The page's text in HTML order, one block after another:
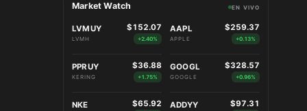
Market Watch EN VIVO
LVMUY
LVMH
$152.07
+2.40%
AAPL
APPLE
$259.37
+0.13%
PPRUY
KERING
$36.88
+1.75%
GOOGL
GOOGLE
$328.57
+0.96%
NKE $65.92 ADDYY $97.31